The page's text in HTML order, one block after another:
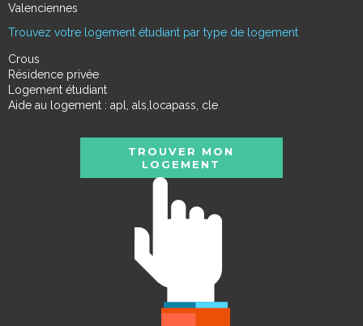
Valenciennes
Trouvez votre logement étudiant par type de logement
Crous
Résidence privée
Logement étudiant
Aide au logement : apl, als,locapass, cle
TROUVER MON
LOGEMENT